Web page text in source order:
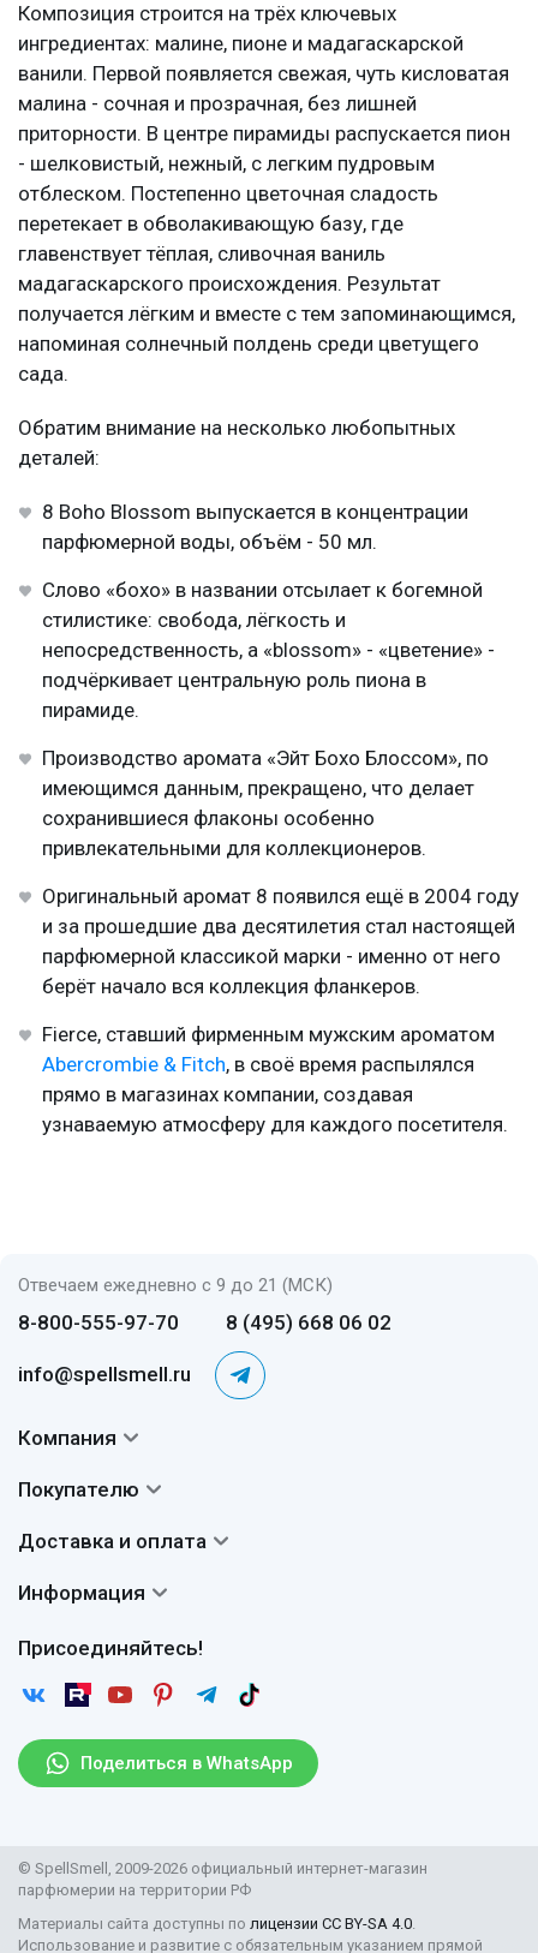
Композиция строится на трёх ключевых
ингредиентах: малине, пионе и мадагаскарской
ванили. Первой появляется свежая, чуть кисловатая
малина - сочная и прозрачная, без лишней
приторности. В центре пирамиды распускается пион
- шелковистый, нежный, с легким пудровым
отблеском. Постепенно цветочная сладость
перетекает в обволакивающую базу, где
главенствует тёплая, сливочная ваниль
мадагаскарского происхождения. Результат
получается лёгким и вместе с тем запоминающимся,
напоминая солнечный полдень среди цветущего
сада.
Обратим внимание на несколько любопытных
деталей:
8 Boho Blossom выпускается в концентрации
парфюмерной воды, объём - 50 мл.
Слово «бохо» в названии отсылает к богемной
стилистике: свобода, лёгкость и
непосредственность, а «blossom» - «цветение» -
подчёркивает центральную роль пиона в
пирамиде.
Производство аромата «Эйт Бохо Блоссом», по
имеющимся данным, прекращено, что делает
сохранившиеся флаконы особенно
привлекательными для коллекционеров.
Оригинальный аромат 8 появился ещё в 2004 году
и за прошедшие два десятилетия стал настоящей
парфюмерной классикой марки - именно от него
берёт начало вся коллекция фланкеров.
Fierce, ставший фирменным мужским ароматом
Abercrombie & Fitch, в своё время распылялся
прямо в магазинах компании, создавая
узнаваемую атмосферу для каждого посетителя.
Отвечаем ежедневно с 9 до 21 (МСК)
8-800-555-97-70 8 (495) 668 06 02
info@spellsmell.ru
Поделиться в WhatsApp
Присоединяйтесь!
Компания
Авторы
Сертификаты
Покупателю
Вопросы и ответы
Отзывы
Рассылка
Доставка и оплата
Доставка
Возврат
Информация
Пользовательское соглашение
Защита персональных данных
Правила продажи товаров (Постановление Правительства
Поставщикам
© SpellSmell, 2009-2026 официальный интернет-магазин
парфюмерии на территории РФ
Материалы сайта доступны по лицензии CC BY-SA 4.0.
Использование и развитие с обязательным указанием прямой